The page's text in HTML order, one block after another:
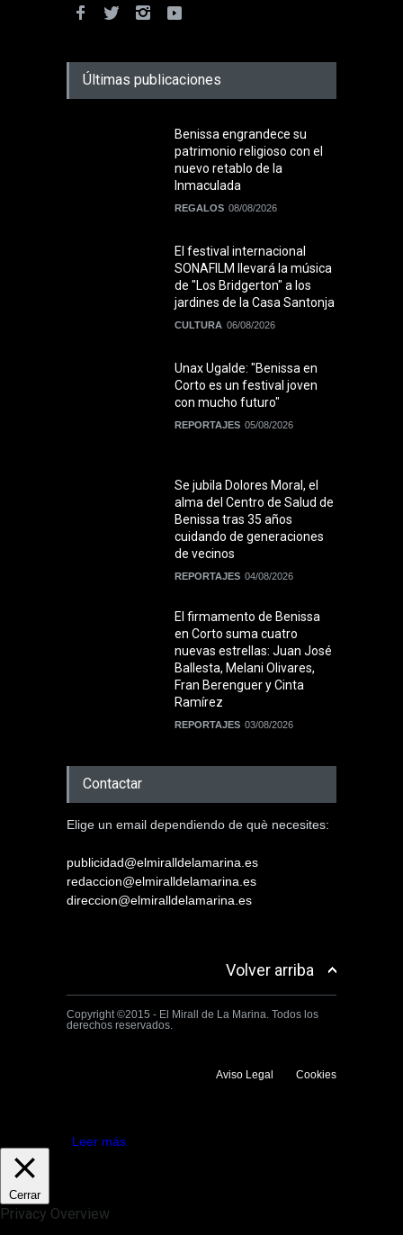
Últimas publicaciones
Benissa engrandece su
patrimonio religioso con el
nuevo retablo de la
Inmaculada
REGALOS 08/08/2026
El festival internacional
SONAFILM llevará la música
de "Los Bridgerton" a los
jardines de la Casa Santonja
CULTURA 06/08/2026
Unax Ugalde: "Benissa en
Corto es un festival joven
con mucho futuro"
REPORTAJES 05/08/2026
Se jubila Dolores Moral, el
alma del Centro de Salud de
Benissa tras 35 años
cuidando de generaciones
de vecinos
REPORTAJES 04/08/2026
El firmamento de Benissa
en Corto suma cuatro
nuevas estrellas: Juan José
Ballesta, Melani Olivares,
Fran Berenguer y Cinta
Ramírez
REPORTAJES 03/08/2026
Contactar
Elige un email dependiendo de què necesites:
publicidad@elmiralldelamarina.es
redaccion@elmiralldelamarina.es
direccion@elmiralldelamarina.es
Volver arriba
Copyright ©2015 - El Mirall de La Marina. Todos los
derechos reservados.
Aviso Legal Cookies
Leer más
Cerrar
Privacy Overview